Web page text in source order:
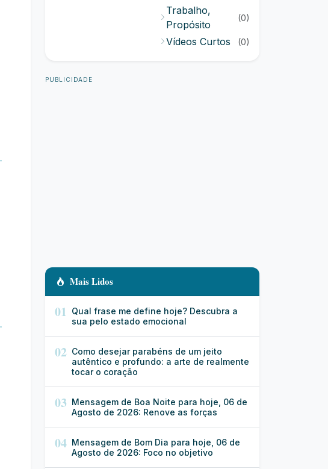
Trabalho,
Propósito
(0)
Vídeos Curtos (0)
PUBLICIDADE
Mais Lidos
01 Qual frase me define hoje? Descubra a
sua pelo estado emocional
02 Como desejar parabéns de um jeito
autêntico e profundo: a arte de realmente
tocar o coração
03 Mensagem de Boa Noite para hoje, 06 de
Agosto de 2026: Renove as forças
04 Mensagem de Bom Dia para hoje, 06 de
Agosto de 2026: Foco no objetivo